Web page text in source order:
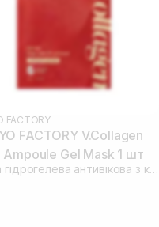
FACTORY
FACTORY V.Collagen
Ampoule Gel Mask 1 шт
Маска гідрогелева антивікова з колагеном